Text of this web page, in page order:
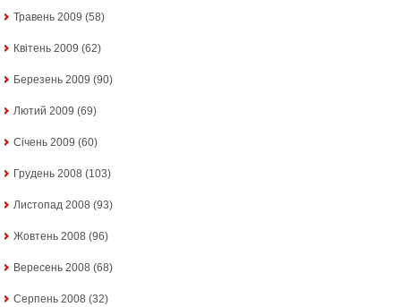
Травень 2009 (58)
Квітень 2009 (62)
Березень 2009 (90)
Лютий 2009 (69)
Січень 2009 (60)
Грудень 2008 (103)
Листопад 2008 (93)
Жовтень 2008 (96)
Вересень 2008 (68)
Серпень 2008 (32)